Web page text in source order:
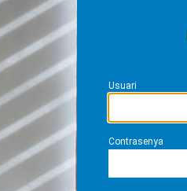
Usuari
Contrasenya